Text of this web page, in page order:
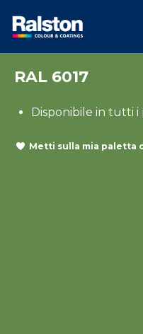
RAL 6017
Disponibile in tutti
Metti sulla mia paletta